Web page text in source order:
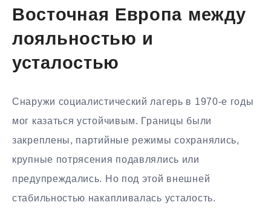
Восточная Европа между
лояльностью и
усталостью
Снаружи социалистический лагерь в 1970-е годы
мог казаться устойчивым. Границы были
закреплены, партийные режимы сохранялись,
крупные потрясения подавлялись или
предупреждались. Но под этой внешней
стабильностью накапливалась усталость.